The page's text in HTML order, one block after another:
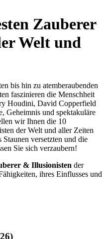
Zauberer
Welt und
bis hin zu atemberaubenden
faszinieren die Menschheit
Houdini, David Copperfield
Geheimnis und spektakuläre
wir Ihnen die 10
der Welt und aller Zeiten
versetzten und die
Sie sich verzaubern!
& Illusionisten der
ihres Einflusses und